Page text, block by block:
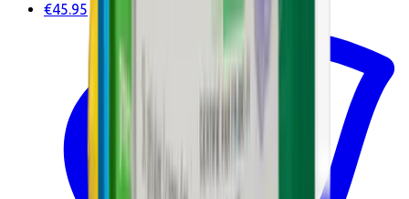
€45.95